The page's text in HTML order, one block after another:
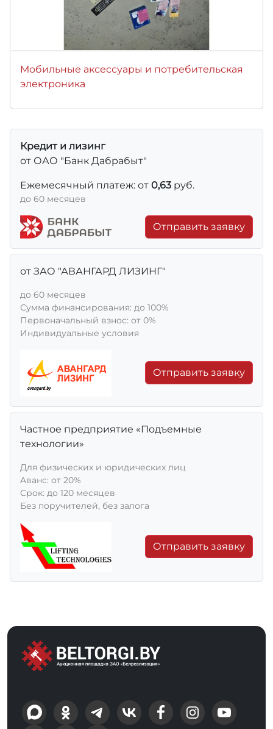
Мобильные аксессуары и потребительская
электроника
Кредит и лизинг
от ОАО "Банк Дабрабыт"
Ежемесячный платеж: от 0,63 руб.
до 60 месяцев
Отправить заявку
от ЗАО "АВАНГАРД ЛИЗИНГ"
до 60 месяцев
Сумма финансирования: до 100%
Первоначальный взнос: от 0%
Индивидуальные условия
Отправить заявку
Частное предприятие «Подъемные
технологии»
Для физических и юридических лиц
Aванс: от 20%
Срок: до 120 месяцев
Без поручителей, без залога
Отправить заявку